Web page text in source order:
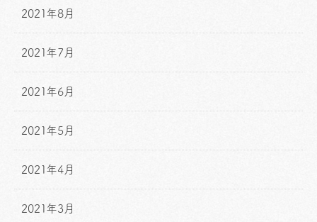
2021年8月
2021年7月
2021年6月
2021年5月
2021年4月
2021年3月